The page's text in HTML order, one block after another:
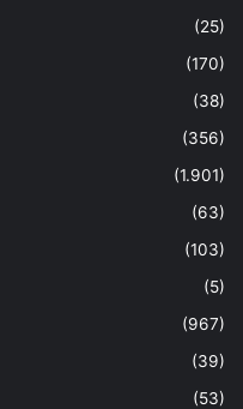
(25)
(170)
(38)
(356)
(1.901)
(63)
(103)
(5)
(967)
(39)
(53)